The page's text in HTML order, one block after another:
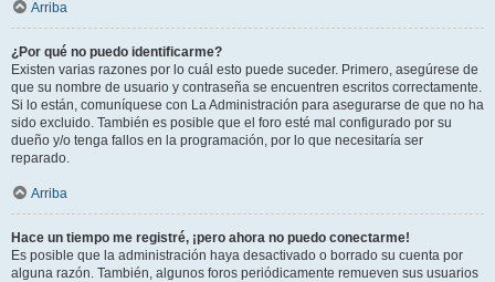
Arriba
¿Por qué no puedo identificarme?
Existen varias razones por lo cuál esto puede suceder. Primero, asegúrese de
que su nombre de usuario y contraseña se encuentren escritos correctamente.
Si lo están, comuníquese con La Administración para asegurarse de que no ha
sido excluido. También es posible que el foro esté mal configurado por su
dueño y/o tenga fallos en la programación, por lo que necesitaría ser
reparado.
Arriba
Hace un tiempo me registré, ¡pero ahora no puedo conectarme!
Es posible que la administración haya desactivado o borrado su cuenta por
alguna razón. También, algunos foros periódicamente remueven sus usuarios